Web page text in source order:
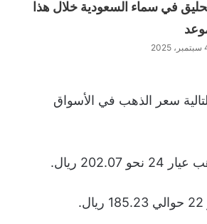
في سماء السعودية خلال هذا
2025
سعر الذهب في الأسواق